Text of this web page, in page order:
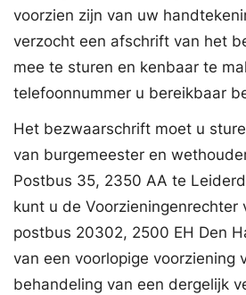
voorzien zijn van uw
verzocht een afschrift van het
mee te sturen en kenbaar te
telefoonnummer u bereikbaar
Het bezwaarschrift moet u
van burgemeester en
Postbus 35, 2350 AA te
kunt u de Voorzieningenrechter
postbus 20302, 2500 EH Den
van een voorlopige voorziening
behandeling van een dergelijk